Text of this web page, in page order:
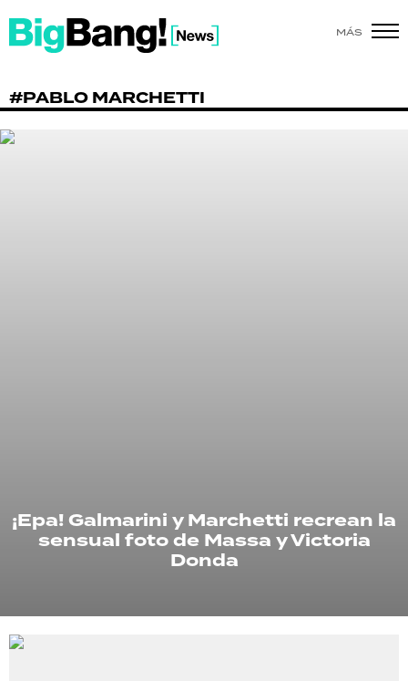
MÁS
#PABLO MARCHETTI
¡Epa! Galmarini y Marchetti recrean la
sensual foto de Massa y Victoria
Donda
SHOW
POLÍTICA
RECETAS
PALABRAS